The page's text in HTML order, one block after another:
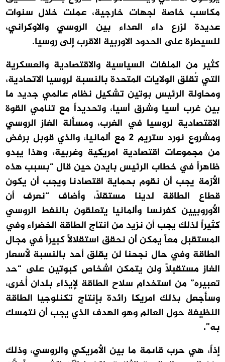
مكاسب خاصة لجهات خارجية، عملت خلال سنوات
عديدة لزرع داء العداء بين الروسي والاوكراني،
للسيطرة على الحدود الاوربية الاقرب إلى روسيا.
كثير من الملفات السياسية والاقتصادية والعسكرية
التي تُقلق الولايات المتحدة بالنسبة لروسيا الاتحادية،
ومحاولة الرئيس بوتين تشكيل نظام عالمي جديد ما
بين غرب أسيا وشرق أسيا، وتحديداً مع تنامي القوة
الاقتصادية لروسيا في الغرب، ومسألة الغاز الروسي
ومشروع نورد ستريم 2 مع ألمانيا، والذي قوبل برفض
من مجموعات اقتصادية امريكية وغربية، وهذا يبدو
ظاهراً في خطاب الرئيس بايدن حين قال “بسبب هذه
الأزمة يجب أن نقوم بحماية اقتصادنا ويجب أن يكون
قطاع الطاقة لدينا مستقلاً، وأضاف “نعرف أن
الأوروبيين كفرنسا وألمانيا يتعلقون بالنفط الروسي
كثيراً لذلك يجب أن نزيد من انتاج الطاقة الخضراء وفي
المستقبل معاً يمكن أن نحقق استقلالاً كبيراً في مجال
الطاقة وفي حال نجحنا لن يقلق أحد بالنسبة لأسعار
الغاز مستقبلاً ولن يتمكن اشخاص كبوتين على “حد
تعبيره” من استخدام سلاح الطاقة لإيذاء بلدان أُخرى،
وسأجعل بذلك امريكا رائدة بإنتاج تكنلوجيا الطاقة
النظيفة حول العالم وهو الهدف الذي يجب أن نتمسك
به”.
إذاً، هي حرب قاىمة ما بين الأمريكي والروسي، وذلك